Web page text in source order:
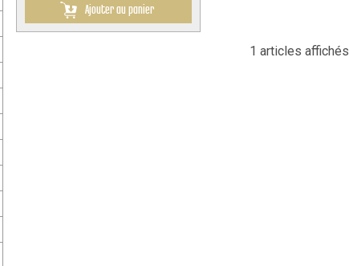
Ajouter au panier
1 articles affichés